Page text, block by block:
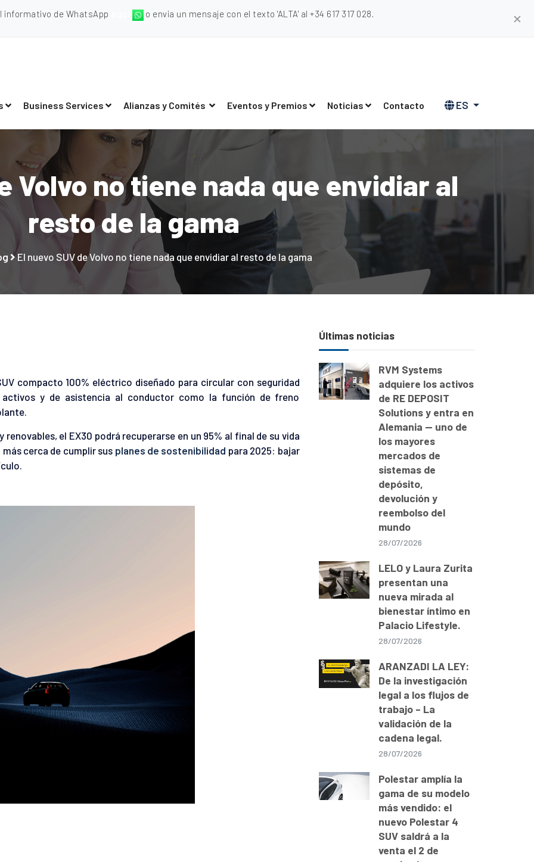
informativo de WhatsApp o envia un mensaje con el texto 'ALTA' al +34 617 317 028. ✕
Business Services Alianzas y Comités Eventos y Premios Noticias Contacto ES
Volvo no tiene nada que envidiar al
resto de la gama
El nuevo SUV de Volvo no tiene nada que envidiar al resto de la gama
compacto 100% eléctrico diseñado para circular con seguridad
activos y de asistencia al conductor como la función de freno
el EX30 podrá recuperarse en un 95% al final de su vida
cerca de cumplir sus planes de sostenibilidad para 2025: bajar
Últimas noticias
RVM Systems
adquiere los activos
de RE DEPOSIT
Solutions y entra en
Alemania — uno de
los mayores
mercados de
sistemas de
depósito,
devolución y
reembolso del
mundo
28/07/2026
LELO y Laura Zurita
presentan una
nueva mirada al
bienestar íntimo en
Palacio Lifestyle.
28/07/2026
ARANZADI LA LEY:
De la investigación
legal a los flujos de
trabajo – La
validación de la
cadena legal.
28/07/2026
Polestar amplía la
gama de su modelo
más vendido: el
nuevo Polestar 4
SUV saldrá a la
venta el 2 de